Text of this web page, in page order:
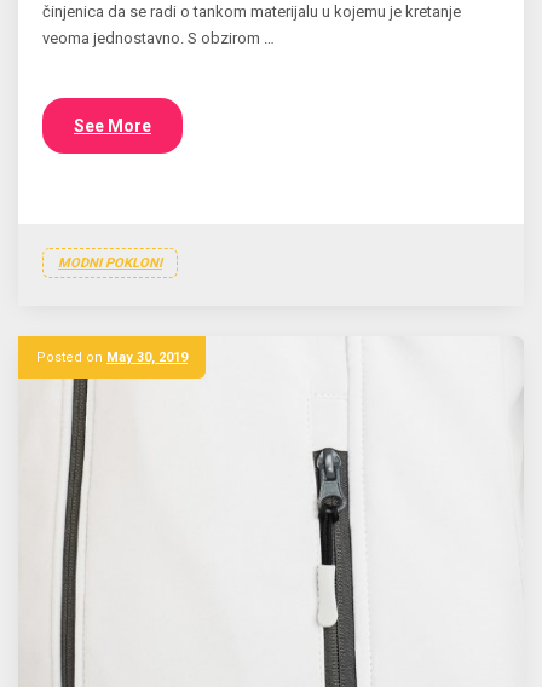
činjenica da se radi o tankom materijalu u kojemu je kretanje
veoma jednostavno. S obzirom …
See More
MODNI POKLONI
Posted on May 30, 2019